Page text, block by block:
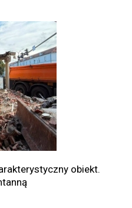
obiekt.